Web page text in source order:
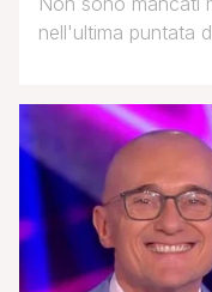
nell'ultima puntata
nomination
più forte. Se nei
Vipponi, a